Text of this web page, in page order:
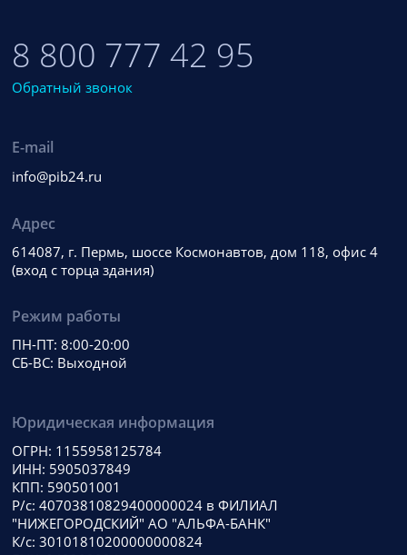
8 800 777 42 95
Обратный звонок
E-mail
info@pib24.ru
Адрес
614087, г. Пермь, шоссе Космонавтов, дом 118, офис 4
(вход с торца здания)
Режим работы
ПН-ПТ: 8:00-20:00
СБ-ВС: Выходной
Юридическая информация
ОГРН: 1155958125784
ИНН: 5905037849
КПП: 590501001
Р/с: 40703810829400000024 в ФИЛИАЛ
"НИЖЕГОРОДСКИЙ" АО "АЛЬФА-БАНК"
К/с: 30101810200000000824